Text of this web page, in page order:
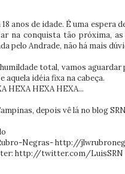
18 anos de idade. É uma espera
na conquista tão próxima,
pelo Andrade, não há mais
total, vamos
aquela idéia fixa na cabeça.
HEXA HEXA HEXA...
depois vê lá no blog
Negras- http://
http://twitter.com/LuisSRN